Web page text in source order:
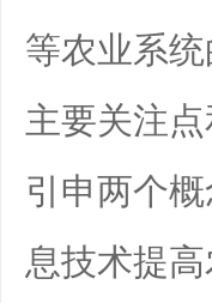
等农业系
主要关注
引申两个
息技术提